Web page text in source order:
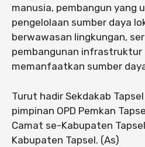
manusia, pembangun yang
pengelolaan sumber daya
berwawasan lingkungan,
pembangunan infrastruktur
memanfaatkan sumber
Turut hadir Sekdakab
pimpinan OPD Pemkan
Camat se-Kabupaten
Kabupaten Tapsel. (As)